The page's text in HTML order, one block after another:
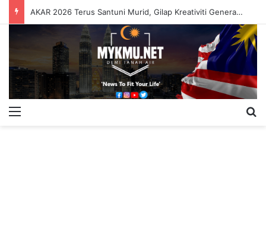
AKAR 2026 Terus Santuni Murid, Gilap Kreativiti Generasi Muda